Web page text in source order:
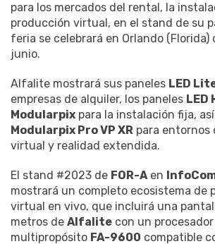
para los mercados del rental, la
producción virtual, en el stand de su
feria se celebrará en Orlando (Florida)
junio.
Alfalite mostrará sus paneles LED
empresas de alquiler, los paneles LED
Modularpix para la instalación fija,
Modularpix Pro VP XR para entornos
virtual y realidad extendida.
El stand #2023 de FOR-Aen
mostrará un completo ecosistema de
virtual en vivo, que incluirá una
metros de Alfalite con un
multipropósito FA-9600 compatible